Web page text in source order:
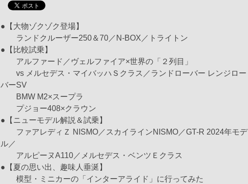
●【大物ゾクゾク登場】
ランドクルーザー250＆70／N-BOX／トライトン
●【比較試乗】
アルファード／ヴェルファイア×世界の「２列目」
vs メルセデス・マイバッハＳクラス／ランドローバー レンジロー
バーSV
BMW M2×スープラ
プジョー408×クラウン
●【ニューモデル解説＆試乗】
ファアレディＺ NISMO／スカイラインNISMO／GT-R 2024年モデ
ル／
アルピーヌA110／メルセデス・ベンツＥクラス
●【夏の思い出、趣味人垂涎】
模型・ミニカーの「インターアライド」に行ってみた